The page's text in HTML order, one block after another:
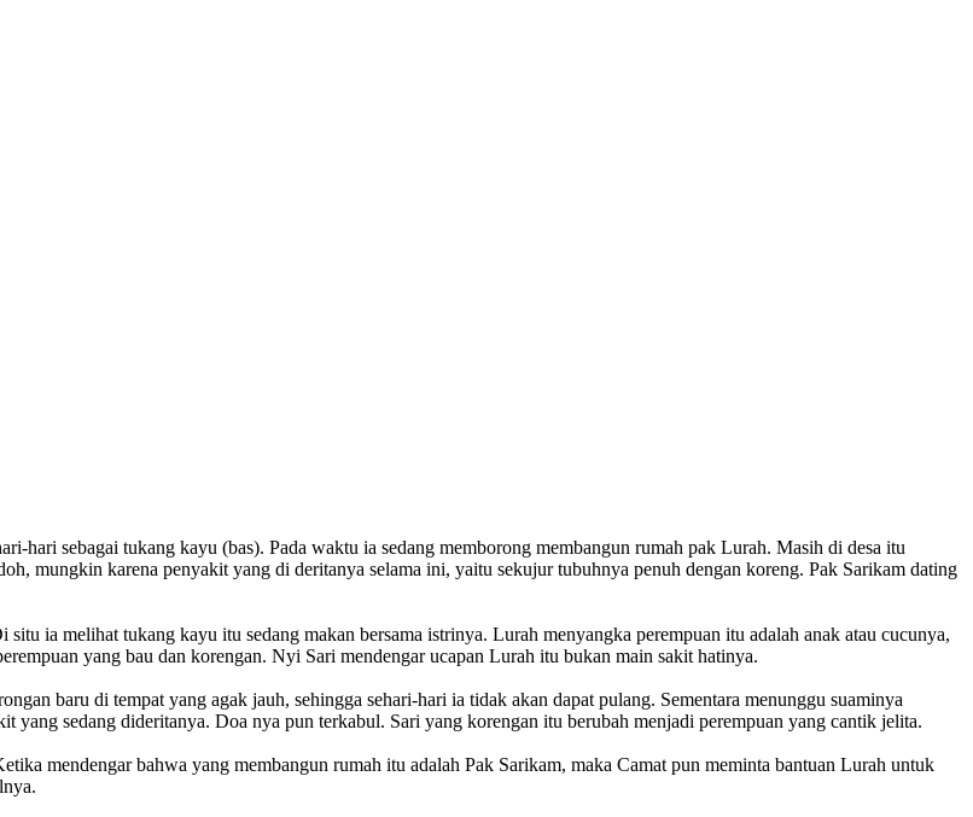
hari sebagai tukang kayu (bas). Pada waktu ia sedang memborong membangun rumah pak Lurah. Masih di desa itu
mungkin karena penyakit yang di deritanya selama ini, yaitu sekujur tubuhnya penuh dengan koreng. Pak Sarikam dating
ia melihat tukang kayu itu sedang makan bersama istrinya. Lurah menyangka perempuan itu adalah anak atau cucunya,
yang bau dan korengan. Nyi Sari mendengar ucapan Lurah itu bukan main sakit hatinya.
baru di tempat yang agak jauh, sehingga sehari-hari ia tidak akan dapat pulang. Sementara menunggu suaminya
yang sedang dideritanya. Doa nya pun terkabul. Sari yang korengan itu berubah menjadi perempuan yang cantik jelita.
mendengar bahwa yang membangun rumah itu adalah Pak Sarikam, maka Camat pun meminta bantuan Lurah untuk